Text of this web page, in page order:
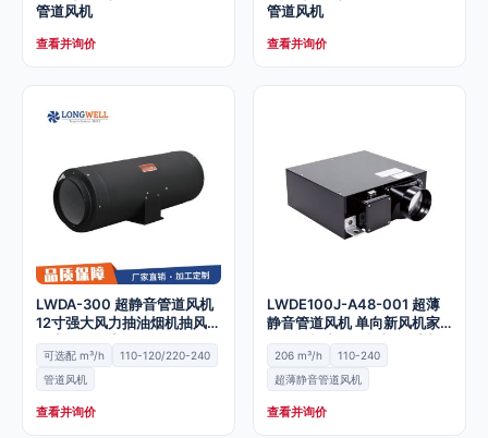
管道风机
查看并询价
管道风机
查看并询价
LWDA-300 超静音管道风机
12寸强大风力抽油烟机抽风机
卫生间换气扇
可选配 m³/h
110-120/220-240
管道风机
查看并询价
LWDE100J-A48-001 超薄
静音管道风机 单向新风机家
用换气机商用风机新风系统
206 m³/h
110-240
超薄静音管道风机
查看并询价